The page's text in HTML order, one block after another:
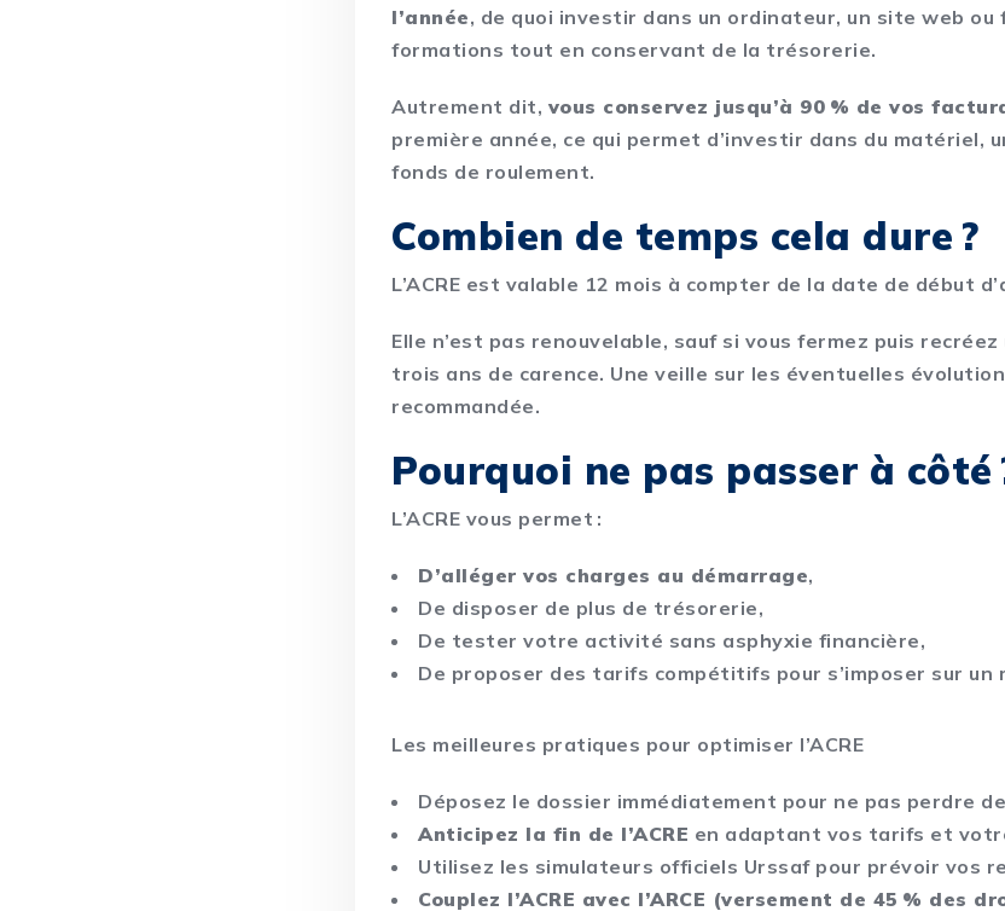
l’année, de quoi investir dans un ordinateur, un site web ou
formations tout en conservant de la trésorerie.
Autrement dit, vous conservez jusqu’à 90 % de vos
première année, ce qui permet d’investir dans du matériel,
fonds de roulement.
Combien de temps cela dure ?
L’ACRE est valable 12 mois à compter de la date de début
Elle n’est pas renouvelable, sauf si vous fermez puis
trois ans de carence. Une veille sur les éventuelles
recommandée.
Pourquoi ne pas passer à côté
L’ACRE vous permet :
D’alléger vos charges au démarrage,
De disposer de plus de trésorerie,
De tester votre activité sans asphyxie financière,
De proposer des tarifs compétitifs pour s’imposer sur un
Les meilleures pratiques pour optimiser l’ACRE
Déposez le dossier immédiatement pour ne pas perdre
Anticipez la fin de l’ACRE en adaptant vos tarifs et
Utilisez les simulateurs officiels Urssaf pour prévoir vos
Couplez l’ACRE avec l’ARCE (versement de 45 % des